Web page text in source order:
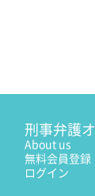
刑事弁護
About us
無料会員登録
ログイン